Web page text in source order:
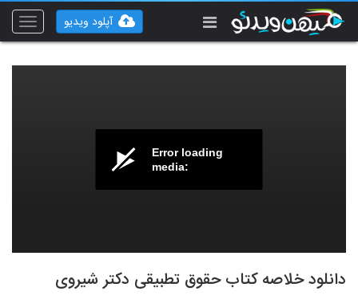
Toggle
آپلود ویدیو
Error loading
media:
دانلود خلاصه کتاب حقوق تطبیقی دکتر شیروی